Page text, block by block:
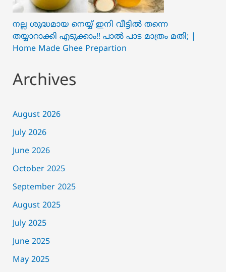
നല്ല ശുദ്ധമായ നെയ്യ് ഇനി വീട്ടിൽ തന്നെ
തയ്യാറാക്കി എടുക്കാം!! പാൽ പാട മാത്രം മതി; |
Home Made Ghee Prepartion
Archives
August 2026
July 2026
June 2026
October 2025
September 2025
August 2025
July 2025
June 2025
May 2025